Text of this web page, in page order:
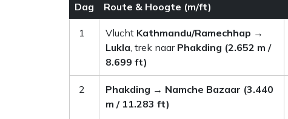
Dag Route & Hoogte (m/ft)
1 Vlucht Kathmandu/Ramechhap →
Lukla, trek naar Phakding (2.652 m /
8.699 ft)
2
Phakding → Namche Bazaar (3.440
m / 11.283 ft)